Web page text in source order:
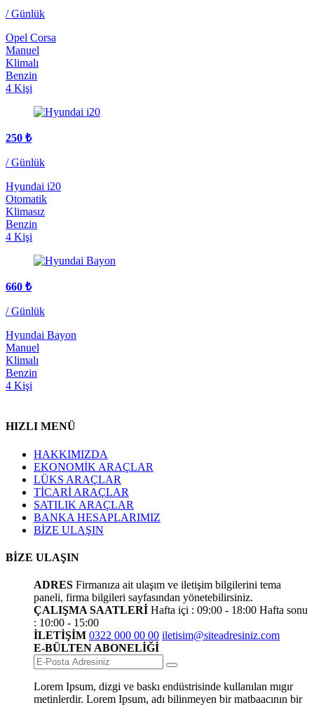
/ Günlük
Opel Corsa
Manuel
Klimalı
Benzin
4 Kişi
250 ₺
/ Günlük
Hyundai i20
Otomatik
Klimasız
Benzin
4 Kişi
660 ₺
/ Günlük
Hyundai Bayon
Manuel
Klimalı
Benzin
4 Kişi
HIZLI MENÜ
HAKKIMIZDA
EKONOMİK ARAÇLAR
LÜKS ARAÇLAR
TİCARİ ARAÇLAR
SATILIK ARAÇLAR
BANKA HESAPLARIMIZ
BİZE ULAŞIN
BİZE ULAŞIN
ADRES Firmanıza ait ulaşım ve iletişim bilgilerini tema
paneli, firma bilgileri sayfasından yönetebilirsiniz.
ÇALIŞMA SAATLERİ Hafta içi : 09:00 - 18:00 Hafta sonu
: 10:00 - 15:00
İLETİŞİM 0322 000 00 00 iletisim@siteadresiniz.com
E-BÜLTEN ABONELİĞİ
Lorem Ipsum, dizgi ve baskı endüstrisinde kullanılan mıgır
metinlerdir. Lorem Ipsum, adı bilinmeyen bir matbaacının bir